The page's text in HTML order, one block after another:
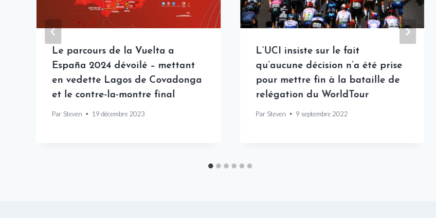
Le parcours de la Vuelta a
España 2024 dévoilé – mettant
en vedette Lagos de Covadonga
et le contre-la-montre final
Par Steven 19 décembre 2023
L’UCI insiste sur le fait
qu’aucune décision n’a été prise
pour mettre fin à la bataille de
relégation du WorldTour
Par Steven 9 septembre 2022